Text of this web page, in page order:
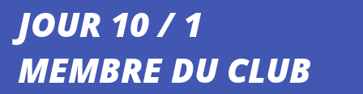
JOUR 10 / 1
MEMBRE DU CLUB
MATCHS DU WEEK-END